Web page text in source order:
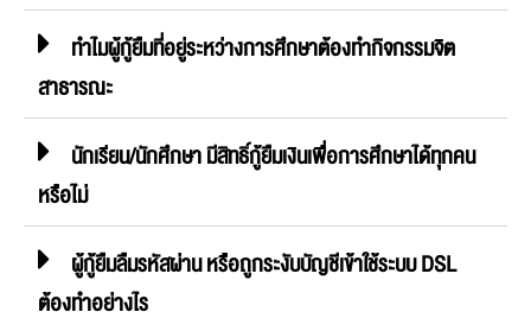
ทำไมผู้กู้ยืมที่อยู่ระหว่างการศึกษาต้องทำกิจกรรมจิต
สาธารณะ
นักเรียน/นักศึกษา มีสิทธิ์กู้ยืมเงินเพื่อการศึกษาได้ทุกคน
หรือไม่
ผู้กู้ยืมลืมรหัสผ่าน หรือถูกระงับบัญชีเข้าใช้ระบบ DSL
ต้องทำอย่างไร